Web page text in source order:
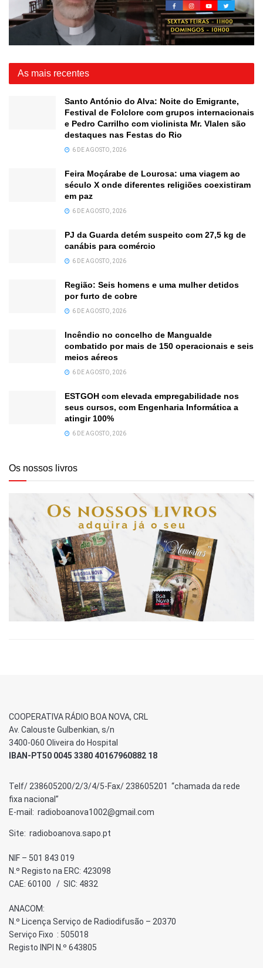
As mais recentes
Santo António do Alva: Noite do Emigrante,
Festival de Folclore com grupos internacionais
e Pedro Carrilho com violinista Mr. Vlalen são
destaques nas Festas do Rio
6 DE AGOSTO, 2026
Feira Moçárabe de Lourosa: uma viagem ao
século X onde diferentes religiões coexistiram
em paz
6 DE AGOSTO, 2026
PJ da Guarda detém suspeito com 27,5 kg de
canábis para comércio
6 DE AGOSTO, 2026
Região: Seis homens e uma mulher detidos
por furto de cobre
6 DE AGOSTO, 2026
Incêndio no concelho de Mangualde
combatido por mais de 150 operacionais e seis
meios aéreos
6 DE AGOSTO, 2026
ESTGOH com elevada empregabilidade nos
seus cursos, com Engenharia Informática a
atingir 100%
6 DE AGOSTO, 2026
Os nossos livros
COOPERATIVA RÁDIO BOA NOVA, CRL
Av. Calouste Gulbenkian, s/n
3400-060 Oliveira do Hospital
IBAN-PT50 0045 3380 40167960882 18
Telf/ 238605200/2/3/4/5-Fax/ 238605201 “chamada da rede
fixa nacional”
E-mail: radioboanova1002@gmail.com
Site: radioboanova.sapo.pt
NIF – 501 843 019
N.º Registo na ERC: 423098
CAE: 60100 / SIC: 4832
ANACOM:
N.º Licença Serviço de Radiodifusão – 20370
Serviço Fixo : 505018
Registo INPI N.º 643805